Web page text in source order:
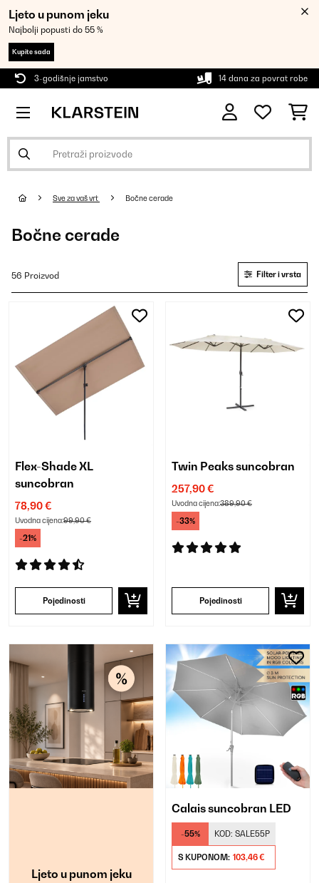
Ljeto u punom jeku
Najbolji popusti do 55 %
Kupite sada
3-godišnje jamstvo 14 dana za povrat robe
Sve za vaš vrt Bočne cerade
Bočne cerade
56 Proizvod Filter i vrsta
Flex-Shade XL
suncobran
78,90 €
Uvodna cijena:99,90 €
-21%
Pojedinosti
Twin Peaks suncobran
257,90 €
Uvodna cijena:389,90 €
-33%
Pojedinosti
Ljeto u punom jeku
Calais suncobran LED
-55% KOD: SALE55P
S KUPONOM: 103,46 €